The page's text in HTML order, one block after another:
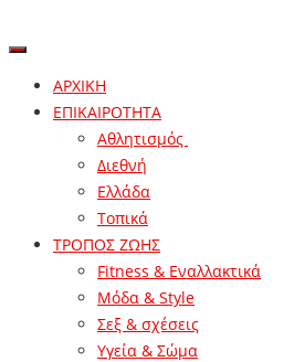
ΑΡΧΙΚΗ
ΕΠΙΚΑΙΡΟΤΗΤΑ
Αθλητισμός
Διεθνή
Ελλάδα
Τοπικά
ΤΡΟΠΟΣ ΖΩΗΣ
Fitness & Εναλλακτικά
Μόδα & Style
Σεξ & σχέσεις
Υγεία & Σώμα